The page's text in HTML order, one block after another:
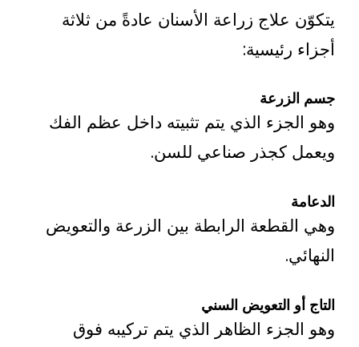
زراعة الأسنان عادةً من ثلاثة
الذي يتم تثبيته داخل عظم الفك
كجذر صناعي للسن.
الرابطة بين الزرعة والتعويض
التعويض السني
الظاهر الذي يتم تركيبه فوق